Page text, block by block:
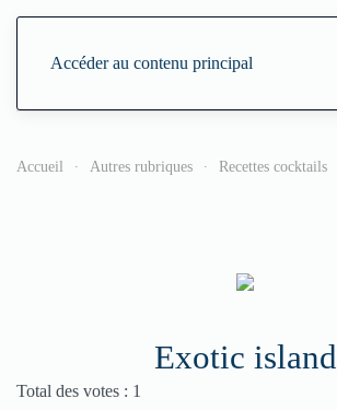
Accéder au contenu principal
Accueil Autres rubriques Recettes cocktails
Exotic island
Vote utilisateur: 1/
Total des votes : 1